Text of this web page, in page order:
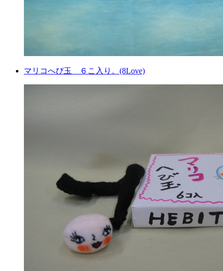
マリコへび玉 ６こ入り。(8Love)